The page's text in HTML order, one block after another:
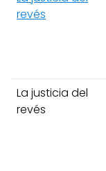
revés
La justicia del
revés